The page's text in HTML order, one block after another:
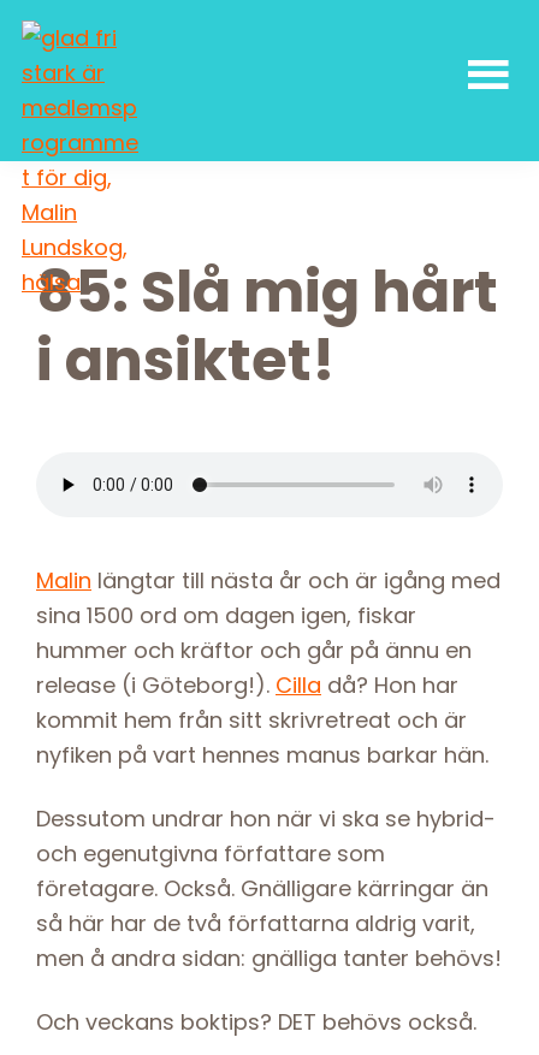
Skip
primary
navigation
Skip
main
content
Skip
primary
sidebar
Skip
footer
Malin
Lundskog
författarskap
och
livsglädje
85: Slå mig hårt
i ansiktet!
Malin längtar till nästa år och är igång med
sina 1500 ord om dagen igen, fiskar
hummer och kräftor och går på ännu en
release (i Göteborg!). Cilla då? Hon har
kommit hem från sitt skrivretreat och är
nyfiken på vart hennes manus barkar hän.
Dessutom undrar hon när vi ska se hybrid-
och egenutgivna författare som
företagare. Också. Gnälligare kärringar än
så här har de två författarna aldrig varit,
men å andra sidan: gnälliga tanter behövs!
Och veckans boktips? DET behövs också.